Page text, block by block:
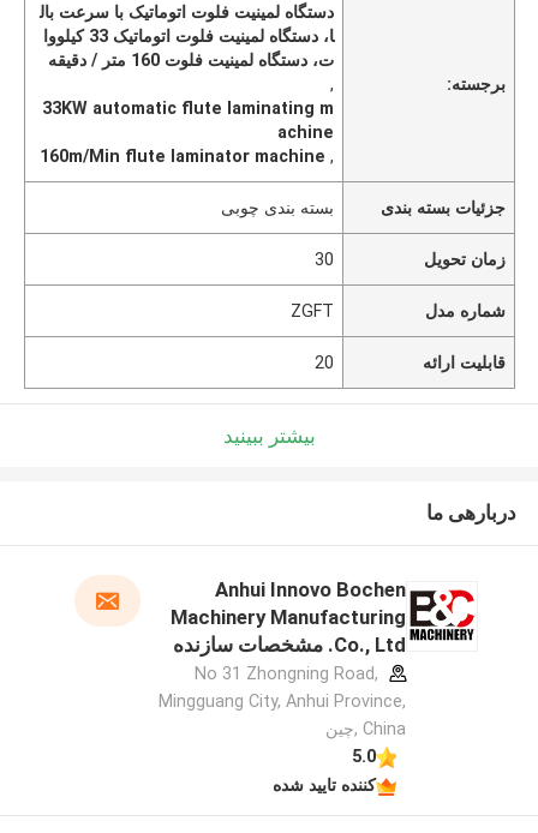
برجسته:
دستگاه لمینیت فلوت اتوماتیک با سرعت بال
ا، دستگاه لمینیت فلوت اتوماتیک 33 کیلووا
ت، دستگاه لمینیت فلوت 160 متر / دقیقه
,
33KW automatic flute laminating m
achine
,
160m/Min flute laminator machine
جزئیات بسته بندی بسته بندی چوبی
زمان تحویل 30
شماره مدل ZGFT
قابلیت ارائه 20
بیشتر ببینید
دربارهی ما
Anhui Innovo Bochen
Machinery Manufacturing
Co., Ltd. مشخصات سازنده
No 31 Zhongning Road,
Mingguang City, Anhui Province,
China ,چین
5.0
کننده تایید شده